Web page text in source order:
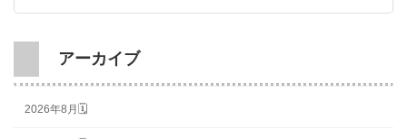
アーカイブ
2026年8月🗓